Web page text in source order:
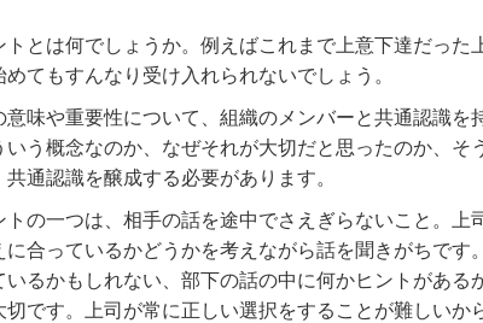
とは何でしょうか。例えばこれまで上意下達だった
てもすんなり受け入れられないでしょう。
味や重要性について、組織のメンバーと共通認識を
う概念なのか、なぜそれが大切だと思ったのか、そ
通認識を醸成する必要があります。
の一つは、相手の話を途中でさえぎらないこと。上
合っているかどうかを考えながら話を聞きがちです
るかもしれない、部下の話の中に何かヒントがある
です。上司が常に正しい選択をすることが難しいか